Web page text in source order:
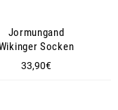
Jormungand
Socken
Normaler
33,90€